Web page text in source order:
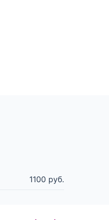
1100 руб.